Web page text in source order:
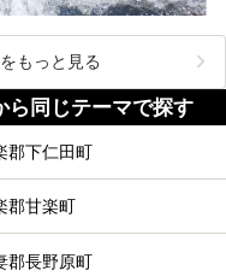
もっと見る
ら同じテーマで探す
郡下仁田町
郡甘楽町
郡長野原町